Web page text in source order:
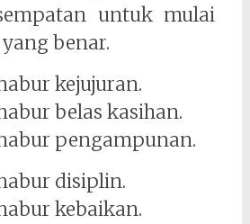
untuk mulai
benar.
kejujuran.
belas kasihan.
pengampunan.
disiplin.
kebaikan.